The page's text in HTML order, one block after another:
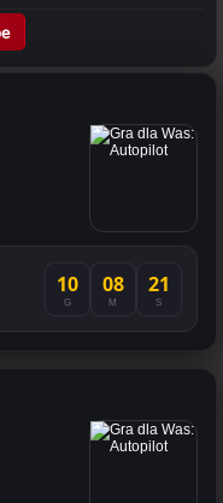
10
G
08
M
21
S